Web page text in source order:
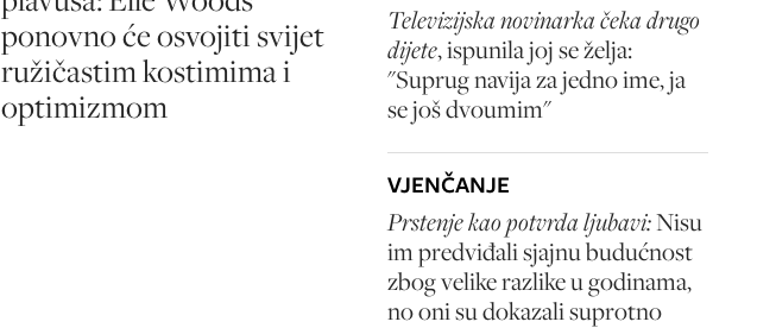
ponovno će osvojiti svijet
ružičastim kostimima i
optimizmom
Televizijska novinarka čeka drugo
dijete, ispunila joj se želja:
"Suprug navija za jedno ime, ja
se još dvoumim"
VJENČANJE
Prstenje kao potvrda ljubavi:Nisu
im predviđali sjajnu budućnost
zbog velike razlike u godinama,
no oni su dokazali suprotno